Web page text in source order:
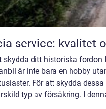
service: kvalitet
skydda ditt historiska fordon
är inte bara en hobby
För att skydda
typ av försäkring. I